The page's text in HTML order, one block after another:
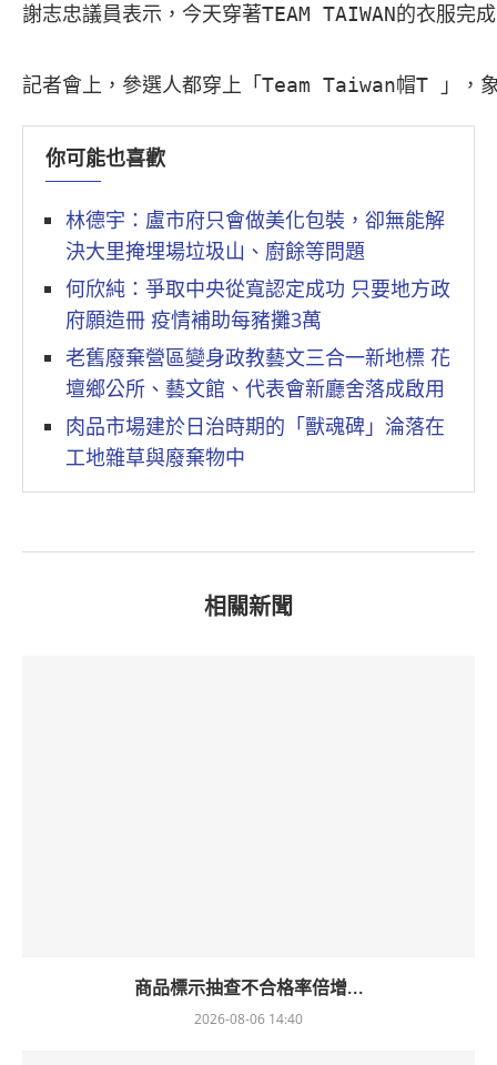
謝志忠議員表示，今天穿著TEAM TAIWAN的衣服完
記者會上，參選人都穿上「Team Taiwan帽T 」，
你可能也喜歡
林德宇：盧市府只會做美化包裝，卻無能解
決大里掩埋場垃圾山、廚餘等問題
何欣純：爭取中央從寬認定成功 只要地方政
府願造冊 疫情補助每豬攤3萬
老舊廢棄營區變身政教藝文三合一新地標 花
壇鄉公所、藝文館、代表會新廳舍落成啟用
肉品市場建於日治時期的「獸魂碑」淪落在
工地雜草與廢棄物中
相關新聞
商品標示抽查不合格率倍增...
2026-08-06 14:40